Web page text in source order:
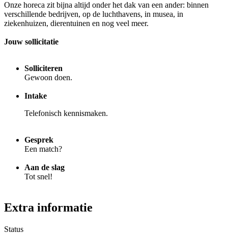
Onze horeca zit bijna altijd onder het dak van een ander: binnen
verschillende bedrijven, op de luchthavens, in musea, in
ziekenhuizen, dierentuinen en nog veel meer.
Jouw sollicitatie
Solliciteren
Gewoon doen.
Intake
Telefonisch kennismaken.
Gesprek
Een match?
Aan de slag
Tot snel!
Extra informatie
Status